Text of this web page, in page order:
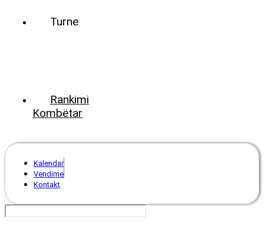
Turne
Rankimi
Kombëtar
Kalendar
Vendime
Kontakt